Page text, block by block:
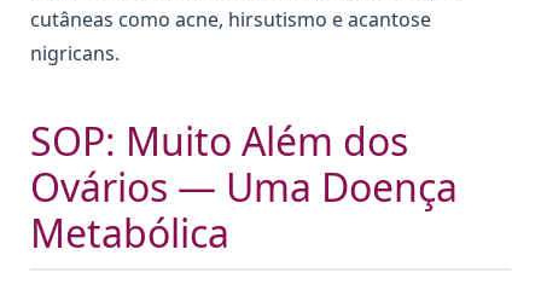
cutâneas como acne, hirsutismo e acantose
nigricans.
SOP: Muito Além dos
Ovários — Uma Doença
Metabólica